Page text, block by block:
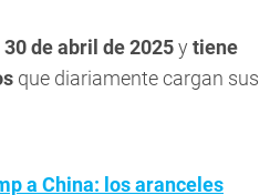
30 de abril de 2025y tiene
que diariamente cargan sus
a China: los aranceles